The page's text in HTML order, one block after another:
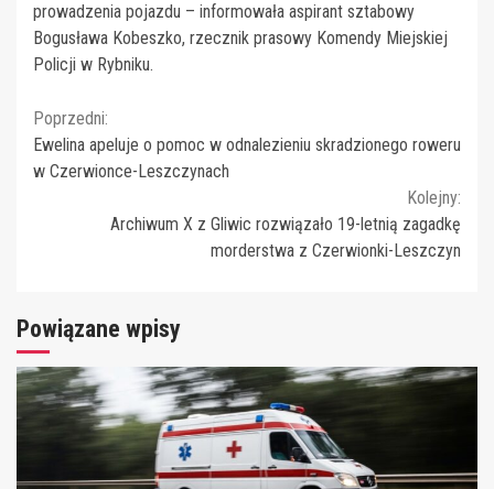
prowadzenia pojazdu – informowała aspirant sztabowy
Bogusława Kobeszko, rzecznik prasowy Komendy Miejskiej
Policji w Rybniku.
Continue
Reading
Poprzedni:
Ewelina apeluje o pomoc w odnalezieniu skradzionego roweru
w Czerwionce-Leszczynach
Kolejny:
Archiwum X z Gliwic rozwiązało 19-letnią zagadkę
morderstwa z Czerwionki-Leszczyn
Powiązane wpisy